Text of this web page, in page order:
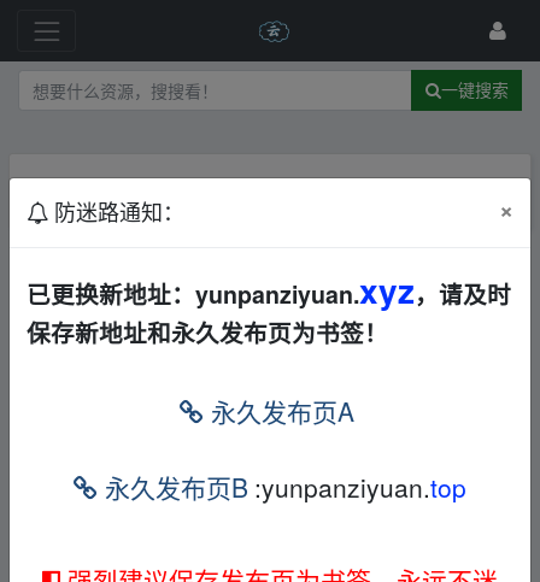
一键搜索
主题不存在
防迷路通知： ×
已更换新地址：yunpanziyuan.xyz，请及时
保存新地址和永久发布页为书签！
永久发布页A
永久发布页B :yunpanziyuan.top